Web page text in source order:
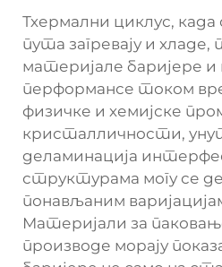
Тхермални циклус,
пута загревају и
материјале баријере
перформансе током
физичке и хемијске
кристалличности,
деламинација
структурама могу се
понављаним
Материјали за
производе морају